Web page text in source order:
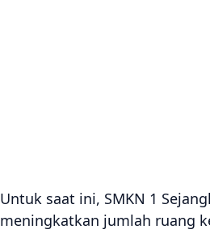
Untuk saat ini, SMKN 1
meningkatkan jumlah ruang